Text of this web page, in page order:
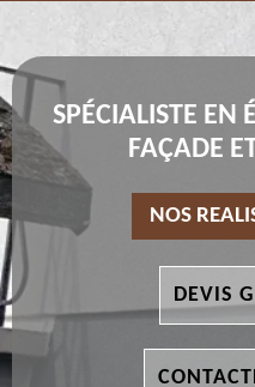
SPÉCIALISTE EN
FAÇADE
NOS
DEVIS